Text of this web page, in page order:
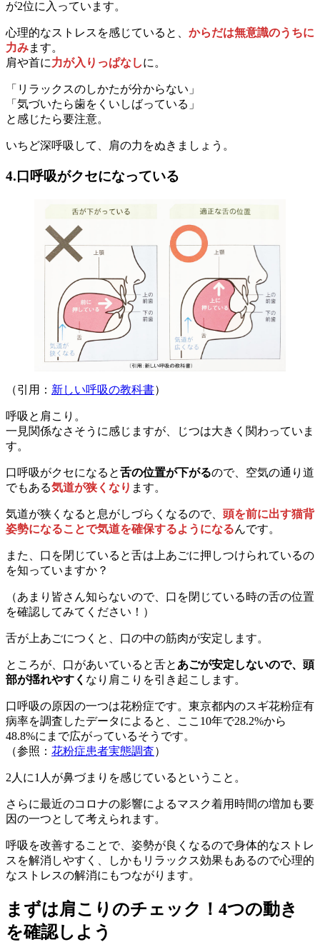
が2位に入っています。
心理的なストレスを感じていると、 からだは無意識のうちに
力みます。
肩や首に力が入りっぱなしに。
「リラックスのしかたが分からない」
「気づいたら歯をくいしばっている」
と感じたら要注意。
いちど深呼吸して、肩の力をぬきましょう。
4.口呼吸がクセになっている
（引用： 新しい呼吸の教科書）
呼吸と肩こり。
一見関係なさそうに感じますが、じつは大きく関わっていま
す。
口呼吸がクセになると舌の位置が下がるので、空気の通り道
でもある気道が狭くなり ます。
気道が狭くなると息がしづらくなるので、 頭を前に出す猫背
姿勢になることで気道を確保するようになるんです。
また、口を閉じていると舌は上あごに押しつけられているの
を知っていますか？
（あまり皆さん知らないので、口を閉じている時の舌の位置
を確認してみてください！）
舌が上あごにつくと、口の中の筋肉が安定します。
ところが、口があいていると舌と あごが安定しないので、頭
部が揺れやすく なり肩こりを引き起こします。
口呼吸の原因の一つは花粉症です。東京都内のスギ花粉症有
病率を調査したデータによると、ここ10年で28.2%から
48.8%にまで広がっているそうです。
（参照： 花粉症患者実態調査）
2人に1人が鼻づまりを感じているということ。
さらに最近のコロナの影響によるマスク着用時間の増加も要
因の一つとして考えられます。
呼吸を改善することで、姿勢が良くなるので身体的なストレ
スを解消しやすく、しかもリラックス効果もあるので心理的
なストレスの解消にもつながります。
まずは肩こりのチェック！4つの動き
を確認しよう